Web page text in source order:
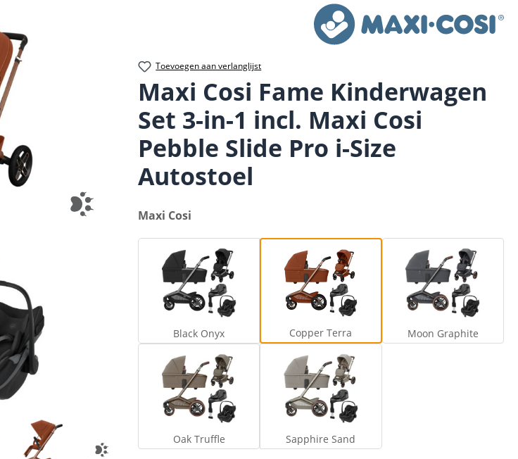
Toevoegen aan verlanglijst
Maxi Cosi Fame Kinderwagen
Set 3-in-1 incl. Maxi Cosi
Pebble Slide Pro i-Size
Autostoel
Selecteer
Maxi Cosi
Black Onyx
Black Onyx
Copper Terra
Copper Terra
Moon Graphite
Moon Graphite
Oak Truffle
Oak Truffle
Sapphire Sand
Sapphire Sand